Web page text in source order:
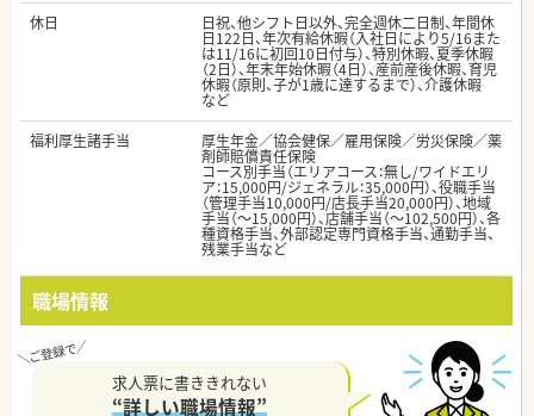
休日
日祝、他シフト日以外、完全週休二日制、年間休
日122日、年次有給休暇（入社日により5/16また
は11/16に初回10日付与）、特別休暇、夏季休暇
（2日）、年末年始休暇（4日）、産前産後休暇、育児
休暇（原則、子が1歳に達するまで）、介護休暇
など
福利厚生諸手当
厚生年金／協会健保／雇用保険／労災保険／薬
剤師賠償責任保険
コース別手当（エリアコース：無し/ワイドエリ
ア：15,000円/ジェネラル：35,000円）、役職手当
（管理手当10,000円/店長手当20,000円）、地域
手当（～15,000円）、店舗手当（～102,500円）、各
種資格手当、外部認定専門資格手当、通勤手当、
残業手当など
職場情報
求人票に書ききれない
“詳しい職場情報”